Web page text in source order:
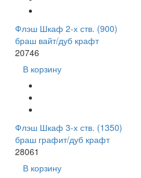
Флэш Шкаф 2-х ств. (900)
браш вайт/дуб крафт
20746
В корзину
Флэш Шкаф 3-х ств. (1350)
браш графит/дуб крафт
28061
В корзину